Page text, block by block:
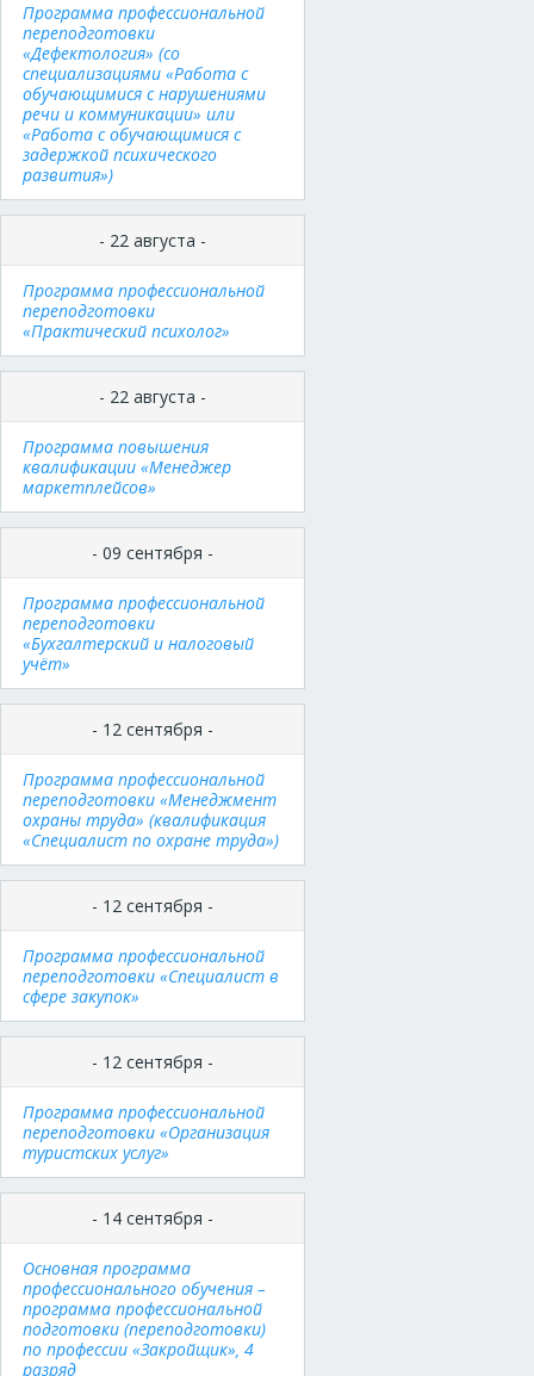
Программа профессиональной
переподготовки
«Дефектология» (со
специализациями «Работа с
обучающимися с нарушениями
речи и коммуникации» или
«Работа с обучающимися с
задержкой психического
развития»)
- 22 августа -
Программа профессиональной
переподготовки
«Практический психолог»
- 22 августа -
Программа повышения
квалификации «Менеджер
маркетплейсов»
- 09 сентября -
Программа профессиональной
переподготовки
«Бухгалтерский и налоговый
учёт»
- 12 сентября -
Программа профессиональной
переподготовки «Менеджмент
охраны труда» (квалификация
«Специалист по охране труда»)
- 12 сентября -
Программа профессиональной
переподготовки «Специалист в
сфере закупок»
- 12 сентября -
Программа профессиональной
переподготовки «Организация
туристских услуг»
- 14 сентября -
Основная программа
профессионального обучения –
программа профессиональной
подготовки (переподготовки)
по профессии «Закройщик», 4
разряд